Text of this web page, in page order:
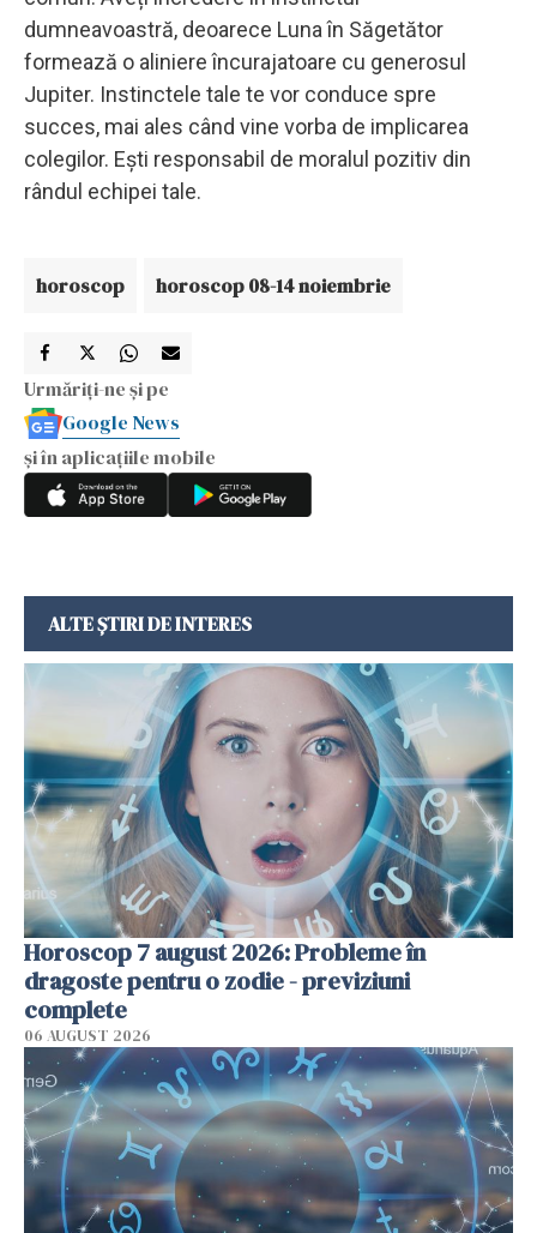
dumneavoastră, deoarece Luna în Săgetător
formează o aliniere încurajatoare cu generosul
Jupiter. Instinctele tale te vor conduce spre
succes, mai ales când vine vorba de implicarea
colegilor. Ești responsabil de moralul pozitiv din
rândul echipei tale.
horoscop horoscop 08-14 noiembrie
Urmăriți-ne și pe
Google News
și în aplicațiile mobile
ALTE ȘTIRI DE INTERES
Horoscop 7 august 2026: Probleme în
dragoste pentru o zodie - previziuni
complete
06 AUGUST 2026